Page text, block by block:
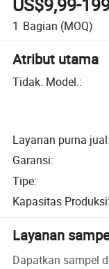
1 Bagian (MOQ)
Atribut utama
Tidak. Model.:
Layanan purna jual:
Garansi:
Tipe:
Kapasitas Produksi:
Layanan
Dapatkan sampel